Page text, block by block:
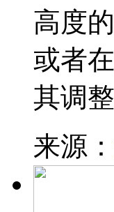
高度
或者
其调
来源：